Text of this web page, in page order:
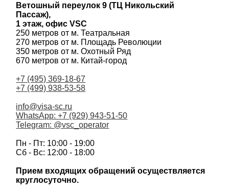
Ветошный переулок 9 (ТЦ Никольский
Пассаж),
1 этаж, офис VSC
250 метров от м. Театральная
270 метров от м. Площадь Революции
350 метров от м. Охотный Ряд
670 метров от м. Китай-город
+7 (495) 369-18-67
+7 (499) 938-53-58
info@visa-sc.ru
WhatsApp: +7 (929) 943-51-50
Telegram: @vsc_operator
Пн - Пт: 10:00 - 19:00
Сб - Вс: 12:00 - 18:00
Прием входящих обращений осуществляется
круглосуточно.